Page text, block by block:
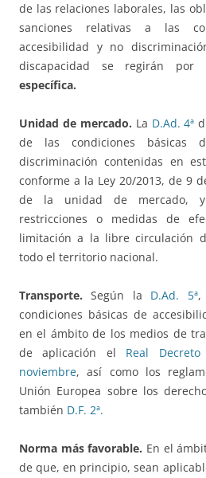
de las relaciones laborales, las
sanciones relativas a las
accesibilidad y no
discapacidad se regirán por
específica.
Unidad de mercado. La D.Ad. 4ª
de las condiciones básicas
discriminación contenidas en
conforme a la Ley 20/2013, de 9
de la unidad de mercado,
restricciones o medidas de
limitación a la libre circulación
todo el territorio nacional.
Transporte. Según la D.Ad. 5ª,
condiciones básicas de
en el ámbito de los medios de
de aplicación el Real
noviembre, así como los
Unión Europea sobre los
también D.F. 2ª.
Norma más favorable. En el
de que, en principio, sean